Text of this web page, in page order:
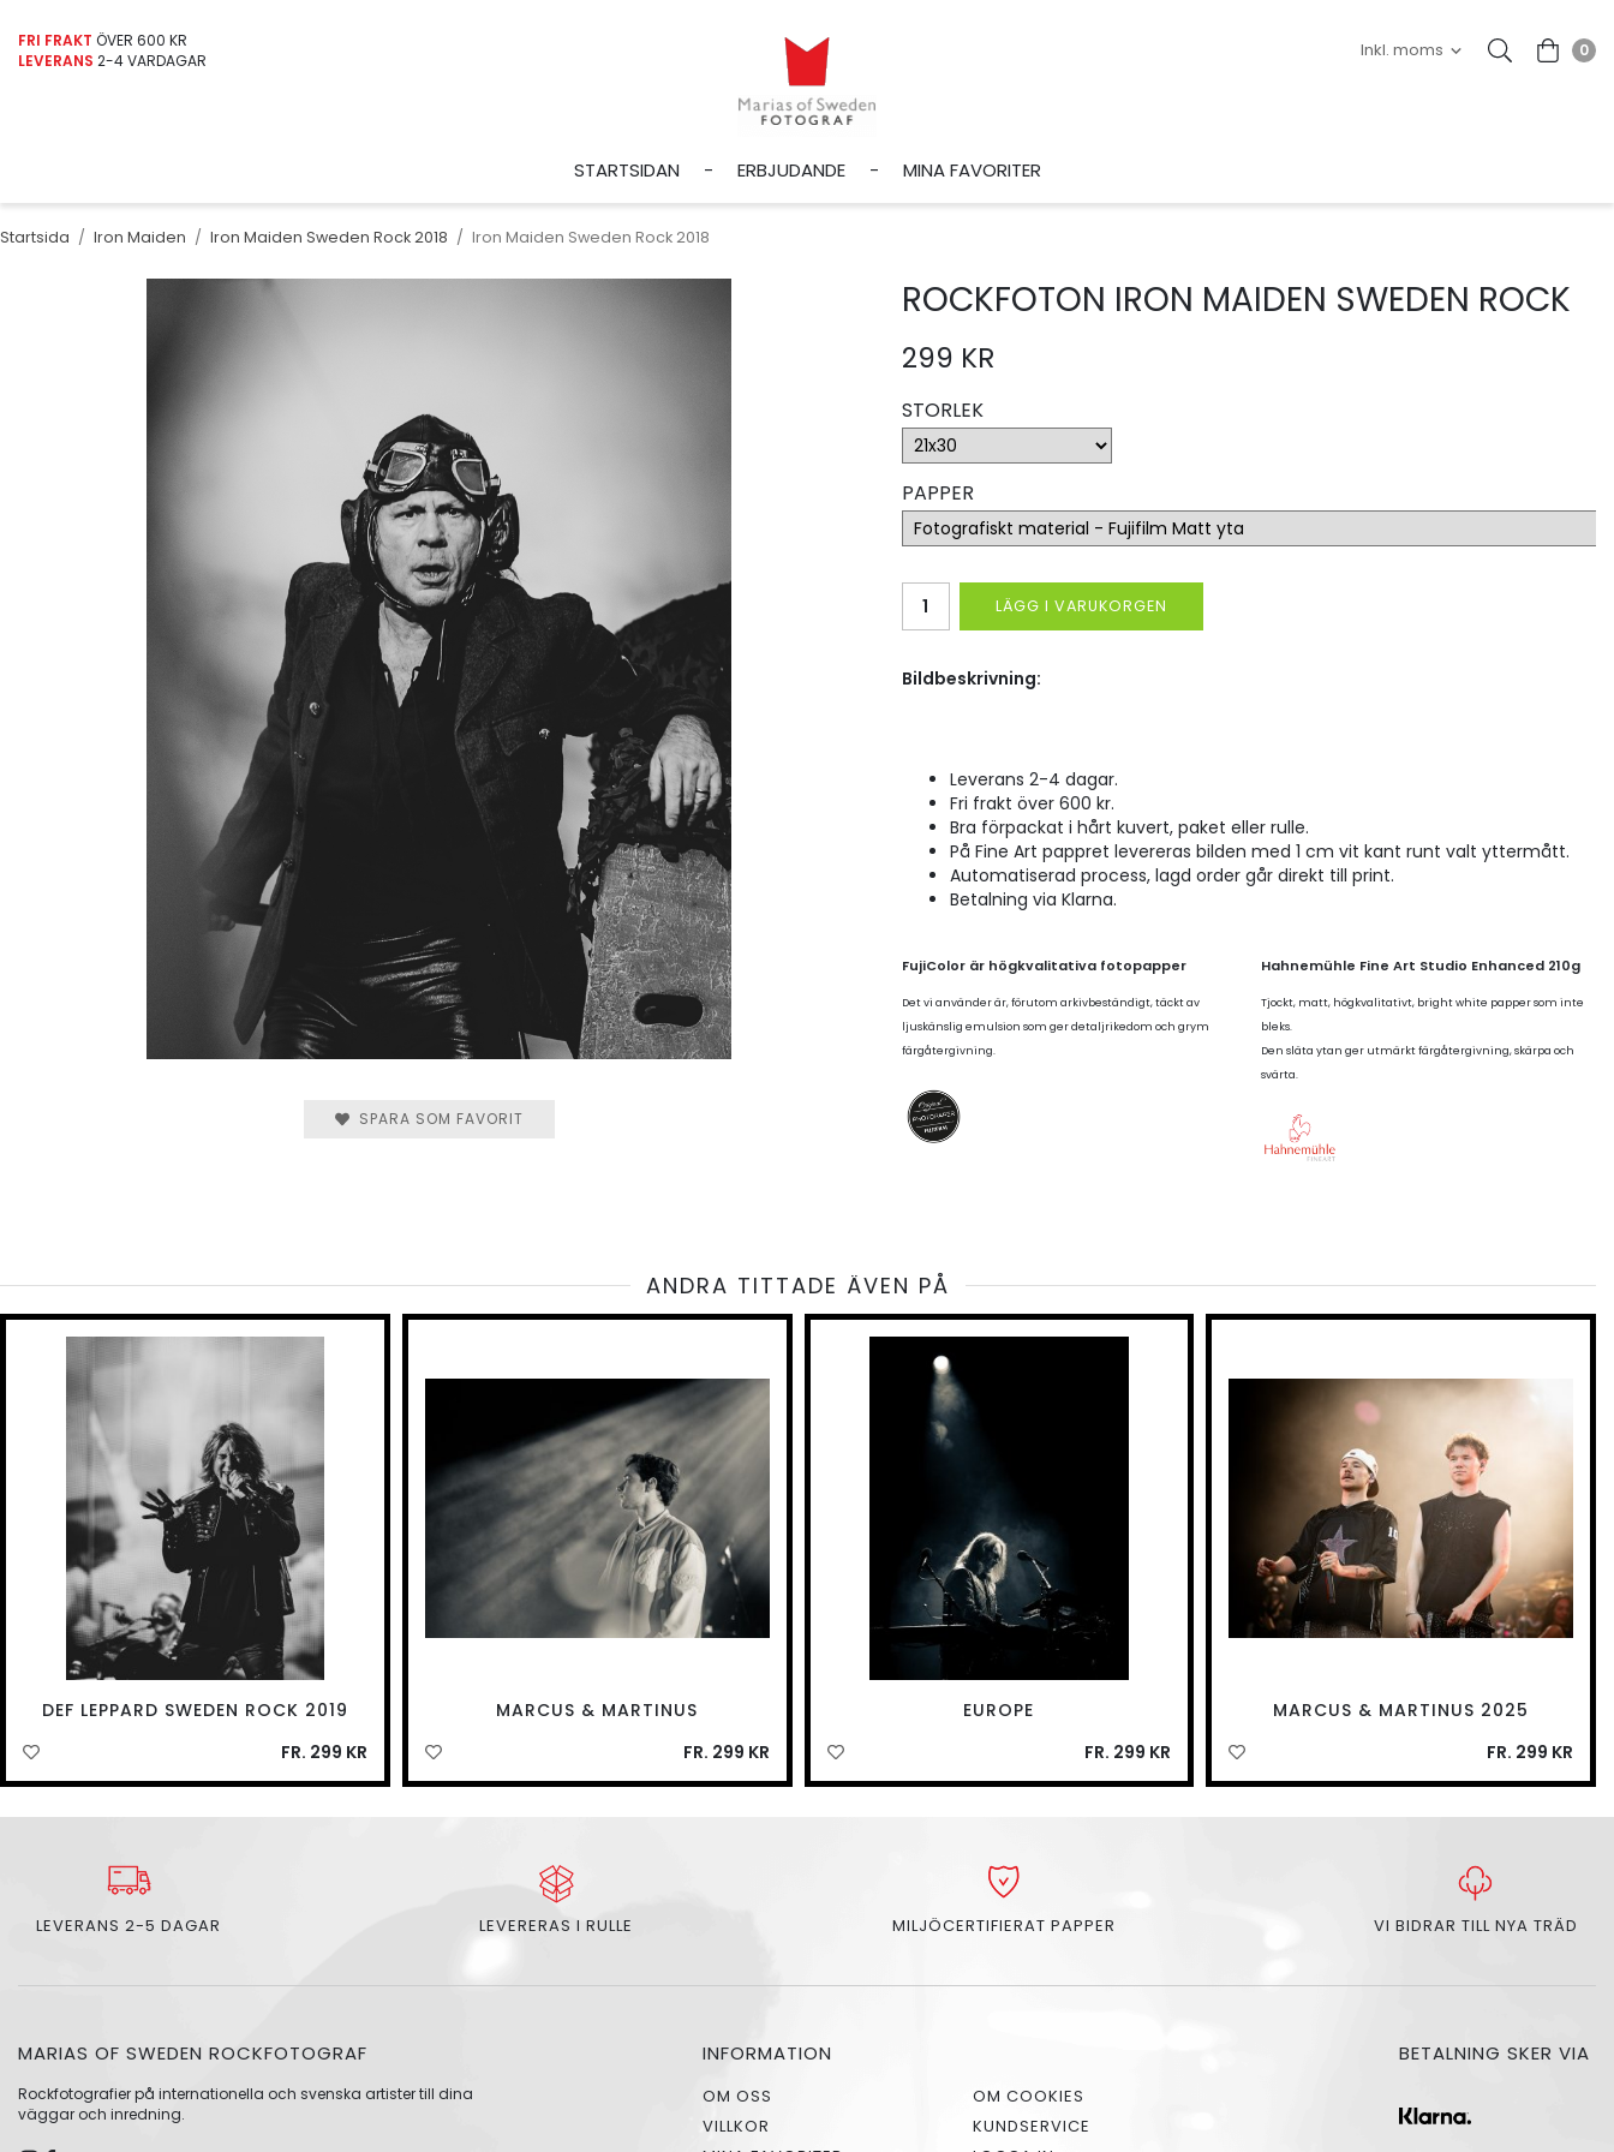
FRI FRAKT ÖVER 600 KR
LEVERANS 2-4 VARDAGAR
0
STARTSIDAN ERBJUDANDE MINA FAVORITER
Startsida / Iron Maiden / Iron Maiden Sweden Rock 2018 / Iron Maiden Sweden Rock 2018
ROCKFOTON IRON MAIDEN SWEDEN ROCK
299 KR
STORLEK
PAPPER
LÄGG I VARUKORGEN
Bildbeskrivning:
Leverans 2-4 dagar.
Fri frakt över 600 kr.
Bra förpackat i hårt kuvert, paket eller rulle.
På Fine Art pappret levereras bilden med 1 cm vit kant runt valt yttermått.
Automatiserad process, lagd order går direkt till print.
Betalning via Klarna.
FujiColor är högkvalitativa fotopapper
Det vi använder är, förutom arkivbeständigt, täckt av
ljuskänslig emulsion som ger detaljrikedom och grym
färgåtergivning.
Hahnemühle Fine Art Studio Enhanced 210g
Tjockt, matt, högkvalitativt, bright white papper som inte
bleks.
Den släta ytan ger utmärkt färgåtergivning, skärpa och
svärta.
SPARA SOM FAVORIT
ANDRA TITTADE ÄVEN PÅ
DEF LEPPARD SWEDEN ROCK 2019
FR. 299 KR
MARCUS & MARTINUS
FR. 299 KR
EUROPE
FR. 299 KR
MARCUS & MARTINUS 2025
FR. 299 KR
LEVERANS 2-5 DAGAR LEVERERAS I RULLE MILJÖCERTIFIERAT PAPPER VI BIDRAR TILL NYA TRÄD
MARIAS OF SWEDEN ROCKFOTOGRAF
Rockfotografier på internationella och svenska artister till dina
väggar och inredning.
INFORMATION
OM OSS
OM COOKIES
VILLKOR
KUNDSERVICE
BETALNING SKER VIA